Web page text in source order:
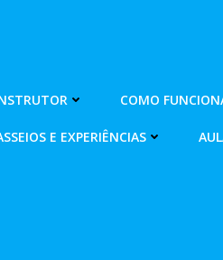
COMO
E EXPERIÊNCIAS